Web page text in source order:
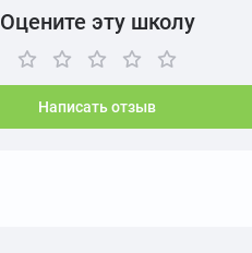
Оцените эту школу
Написать отзыв